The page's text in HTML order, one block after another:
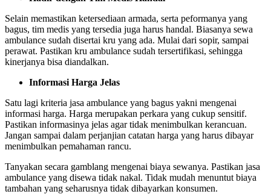
Selain memastikan ketersediaan armada, serta peformanya yang
bagus, tim medis yang tersedia juga harus handal. Biasanya sewa
ambulance sudah disertai kru yang ada. Mulai dari sopir, sampai
perawat. Pastikan kru ambulance sudah tersertifikasi, sehingga
kinerjanya bisa diandalkan.
Informasi Harga Jelas
Satu lagi kriteria jasa ambulance yang bagus yakni mengenai
informasi harga. Harga merupakan perkara yang cukup sensitif.
Pastikan informasinya jelas agar tidak menimbulkan kerancuan.
Jangan sampai dalam perjanjian catatan harga yang harus dibayar
menimbulkan pemahaman rancu.
Tanyakan secara gamblang mengenai biaya sewanya. Pastikan jasa
ambulance yang disewa tidak nakal. Tidak mudah menuntut biaya
tambahan yang seharusnya tidak dibayarkan konsumen.